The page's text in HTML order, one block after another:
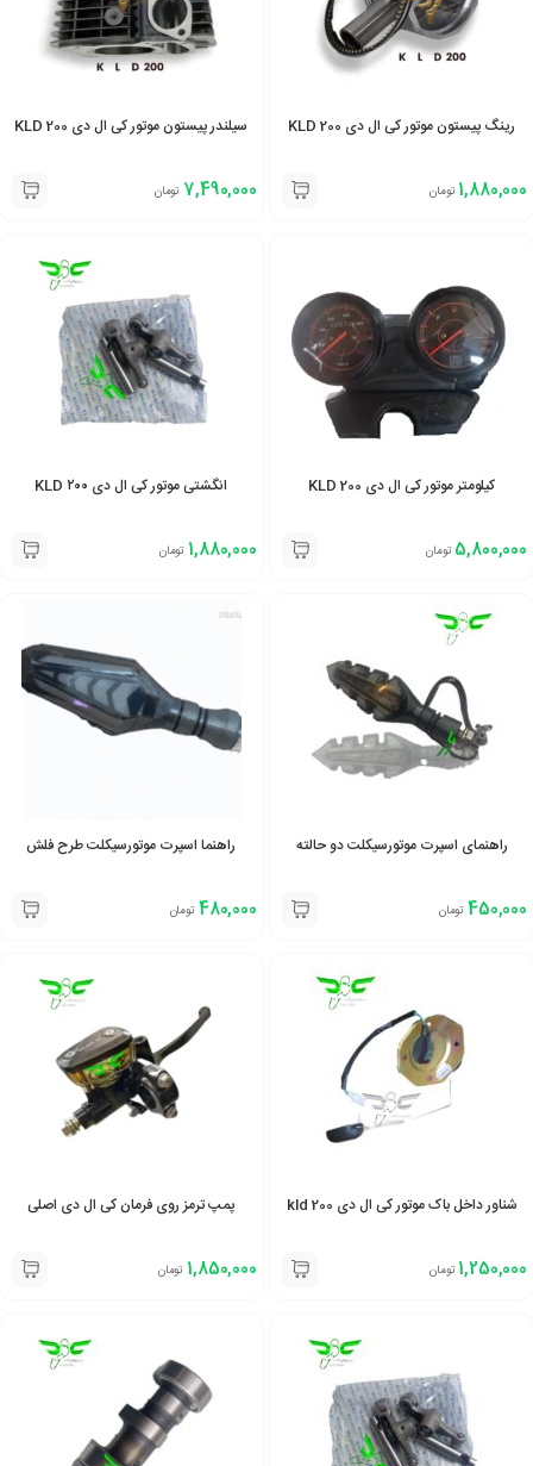
رینگ پیستون موتور کی ال دی 200 KLD
1,880,000 تومان
سیلندر پیستون موتور کی ال دی 200 KLD
7,490,000 تومان
کیلومتر موتور کی ال دی 200 KLD
5,800,000 تومان
انگشتی موتور کی ال دی ۲۰۰ KLD
1,880,000 تومان
راهنمای اسپرت موتورسیکلت دو حالته
450,000 تومان
راهنما اسپرت موتورسیکلت طرح فلش
480,000 تومان
شناور داخل باک موتور کی ال دی kld 200
1,250,000 تومان
پمپ ترمز روی فرمان کی ال دی اصلی
1,850,000 تومان